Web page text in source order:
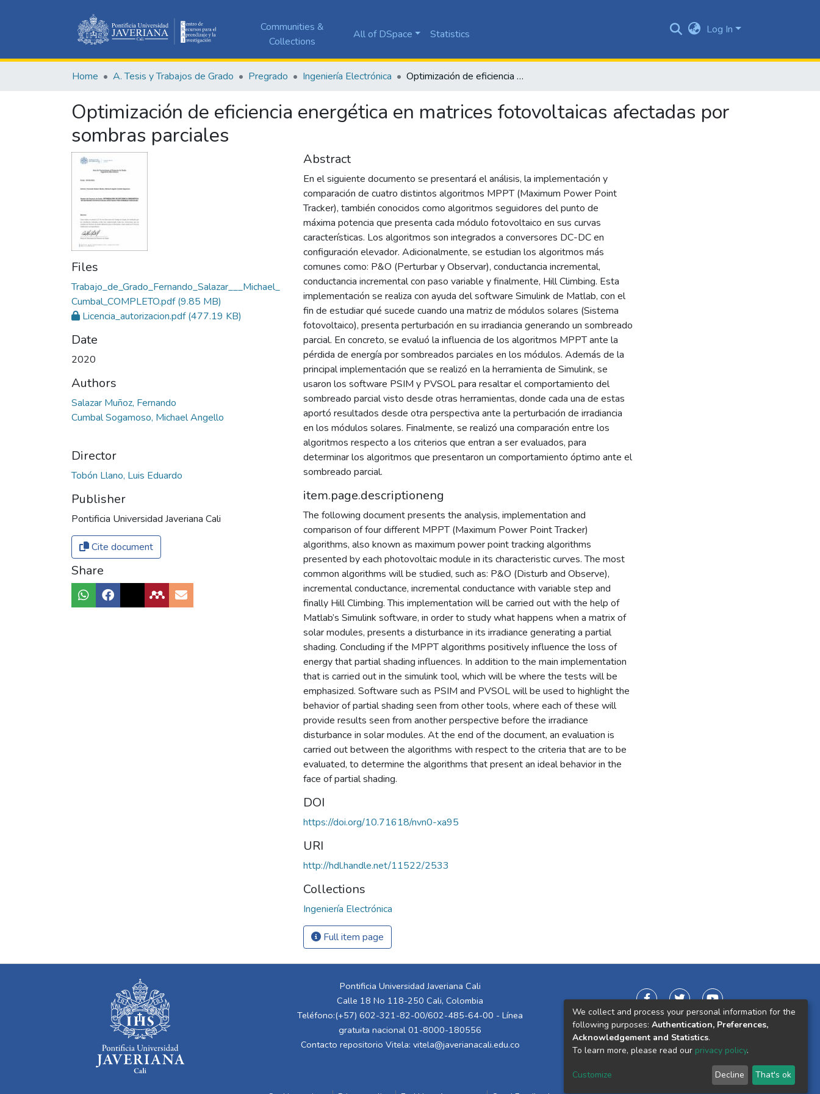
Communities &
Collections
All of DSpace Statistics Log In
Home A. Tesis y Trabajos de Grado Pregrado Ingeniería Electrónica Optimización de eficiencia energética en matrices fotovoltaicas afectadas por sombras parciales
Optimización de eficiencia energética en matrices fotovoltaicas afectadas por
sombras parciales
Files
Trabajo_de_Grado_Fernando_Salazar___Michael_
Cumbal_COMPLETO.pdf(9.85 MB)
Licencia_autorizacion.pdf(477.19 KB)
Date
2020
Authors
Salazar Muñoz, Fernando
Cumbal Sogamoso, Michael Angello
Director
Tobón Llano, Luis Eduardo
Publisher
Pontificia Universidad Javeriana Cali
Cite document
Share
Abstract
En el siguiente documento se presentará el análisis, la implementación y
comparación de cuatro distintos algoritmos MPPT (Maximum Power Point
Tracker), también conocidos como algoritmos seguidores del punto de
máxima potencia que presenta cada módulo fotovoltaico en sus curvas
características. Los algoritmos son integrados a conversores DC-DC en
configuración elevador. Adicionalmente, se estudian los algoritmos más
comunes como: P&O (Perturbar y Observar), conductancia incremental,
conductancia incremental con paso variable y finalmente, Hill Climbing. Esta
implementación se realiza con ayuda del software Simulink de Matlab, con el
fin de estudiar qué sucede cuando una matriz de módulos solares (Sistema
fotovoltaico), presenta perturbación en su irradiancia generando un sombreado
parcial. En concreto, se evaluó la influencia de los algoritmos MPPT ante la
pérdida de energía por sombreados parciales en los módulos. Además de la
principal implementación que se realizó en la herramienta de Simulink, se
usaron los software PSIM y PVSOL para resaltar el comportamiento del
sombreado parcial visto desde otras herramientas, donde cada una de estas
aportó resultados desde otra perspectiva ante la perturbación de irradiancia
en los módulos solares. Finalmente, se realizó una comparación entre los
algoritmos respecto a los criterios que entran a ser evaluados, para
determinar los algoritmos que presentaron un comportamiento óptimo ante el
sombreado parcial.
item.page.descriptioneng
The following document presents the analysis, implementation and
comparison of four different MPPT (Maximum Power Point Tracker)
algorithms, also known as maximum power point tracking algorithms
presented by each photovoltaic module in its characteristic curves. The most
common algorithms will be studied, such as: P&O (Disturb and Observe),
incremental conductance, incremental conductance with variable step and
finally Hill Climbing. This implementation will be carried out with the help of
Matlab’s Simulink software, in order to study what happens when a matrix of
solar modules, presents a disturbance in its irradiance generating a partial
shading. Concluding if the MPPT algorithms positively influence the loss of
energy that partial shading influences. In addition to the main implementation
that is carried out in the simulink tool, which will be where the tests will be
emphasized. Software such as PSIM and PVSOL will be used to highlight the
behavior of partial shading seen from other tools, where each of these will
provide results seen from another perspective before the irradiance
disturbance in solar modules. At the end of the document, an evaluation is
carried out between the algorithms with respect to the criteria that are to be
evaluated, to determine the algorithms that present an ideal behavior in the
face of partial shading.
DOI
https://doi.org/10.71618/nvn0-xa95
URI
http://hdl.handle.net/11522/2533
Collections
Ingeniería Electrónica
Full item page
Pontificia Universidad Javeriana Cali
Calle 18 No 118-250 Cali, Colombia
Teléfono:(+57) 602-321-82-00/602-485-64-00 - Línea
gratuita nacional 01-8000-180556
Contacto repositorio Vitela: vitela@javerianacali.edu.co
We collect and process your personal information for the
following purposes: Authentication, Preferences,
Acknowledgement and Statistics.
To learn more, please read our privacy policy.
Customize Decline That's ok